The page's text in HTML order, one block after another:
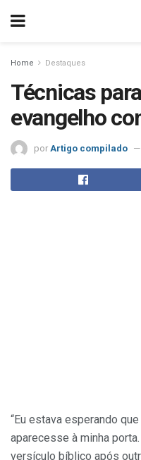
Home Destaques
Técnicas
evangelho
por Artigo compilado
“Eu estava esperando
apa­recesse à minha
versículo bíblico após